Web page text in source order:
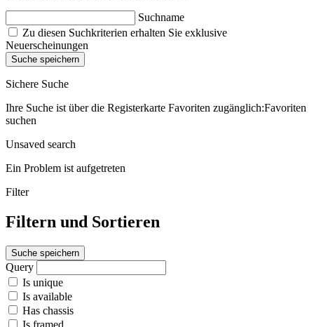
Suchname
Zu diesen Suchkriterien erhalten Sie exklusive
Neuerscheinungen
Suche speichern
Sichere Suche
Ihre Suche ist über die Registerkarte Favoriten zugänglich:Favoriten
suchen
Unsaved search
Ein Problem ist aufgetreten
Filter
Filtern und Sortieren
Suche speichern
Query
Is unique
Is available
Has chassis